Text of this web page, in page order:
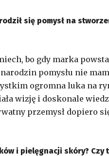
się pomysł na
bo gdy marka
pomysłu nie
ogromna luka na
wizję i doskonale
przemysł dopiero
i pielęgnacji skóry? Czy